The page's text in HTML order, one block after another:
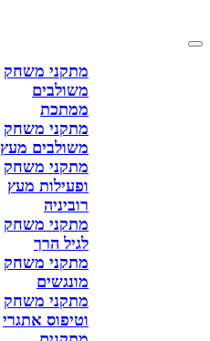
מתקני משחק
משולבים
ממתכת
מתקני משחק
משולבים מעץ
מתקני משחק
ופעילות מעץ
רוביניה
מתקני משחק
לגיל הרך
מתקני משחק
מונגשים
מתקני משחק
וטיפוס אתגרי